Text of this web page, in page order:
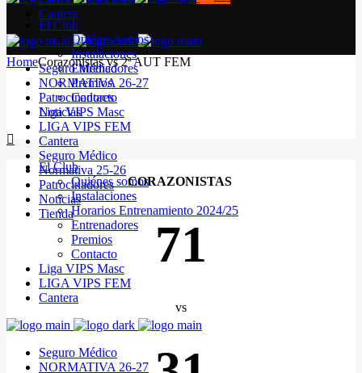
Cantera
Seguro Médico
NORMATIVA 26-27
Patrocinadores
Noticias
El Club
Quiénes somos
Instalaciones
Horarios Entrenamiento 2024/25
Entrenadores
Premios
Contacto
Liga VIPS Masc
LIGA VIPS FEM
Cantera
Seguro Médico
NORMATIVA 26-27
El Club
Quiénes somos
Instalaciones
Entrenadores
Premios
Contacto
Liga VIPS Masc
LIGA VIPS FEM
Cantera
Seguro Médico
Normativa 25-26
Patrocinadores
Noticias
Tienda
HomeCorazonistas vs 2ª AUT FEM
CORAZONISTAS
71
vs